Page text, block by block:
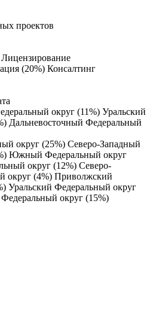
проектов
Лицензирование
(20%) Консалтинг
округ (11%) Уральский
Дальневосточный Федеральный
округ (25%) Северо-Западный
Южный Федеральный округ
округ (12%) Северо-
округ (4%) Приволжский
Уральский Федеральный округ
округ (15%)